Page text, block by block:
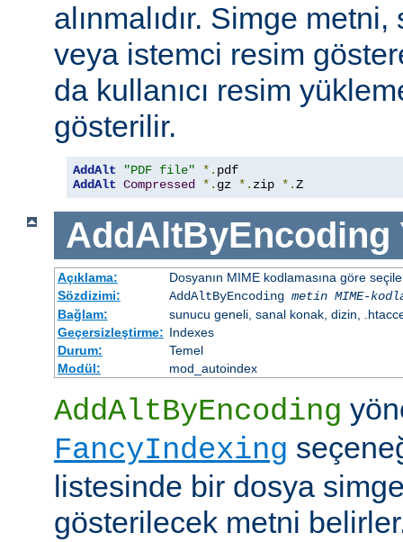
alınmalıdır. Simge
veya istemci resim
da kullanıcı resim
gösterilir.
AddAlt "PDF file" *.
AddAlt Compressed *. gz *. zip *.Z
AddAltByEncoding
Açıklama:
Dosyanın MIME kodlamasına göre
Sözdizimi:
AddAltByEncoding metin MIME-
Bağlam:
sunucu geneli, sanal konak, dizin,
Geçersizleştirme: Indexes
Durum:
Temel
Modül:
mod_autoindex
AddAltByEncoding
FancyIndexing
listesinde bir dosya
gösterilecek metni